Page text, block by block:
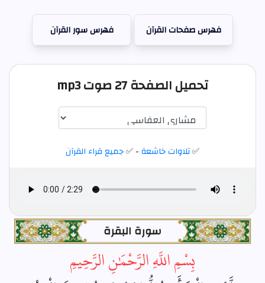
فهرس صفحات القرآن فهرس سور القرآن
تحميل الصفحة 27 صوت mp3
✅تلاوات خاشعة- ✅جميع قراء القرآن
سورة البقرة
بِسْمِ اللَّهِ الرَّحْمَٰنِ الرَّحِيمِ